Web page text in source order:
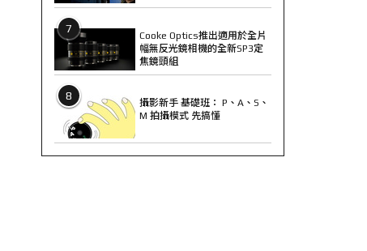
7
Cooke Optics推出適用於全片
幅無反光鏡相機的全新SP3定
焦鏡頭組
8
攝影新手 基礎班： P、A、S、
M 拍攝模式 先搞懂